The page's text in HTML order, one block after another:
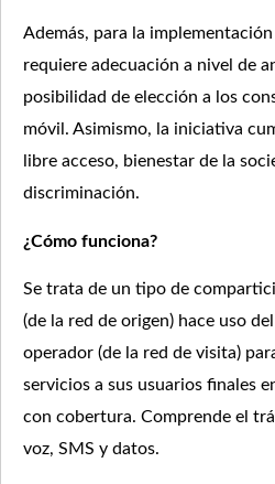
Además, para la
requiere adecuación a nivel de
posibilidad de elección a los
móvil. Asimismo, la iniciativa
libre acceso, bienestar de la
discriminación.
¿Cómo funciona?
Se trata de un tipo de
(de la red de origen) hace uso
operador (de la red de visita)
servicios a sus usuarios finales
con cobertura. Comprende el
voz, SMS y datos.